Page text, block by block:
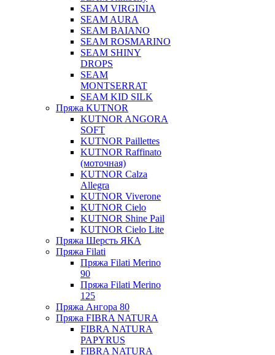
SEAM VIRGINIA
SEAM AURA
SEAM BAIANO
SEAM ROSMARINO
SEAM SHINY
DROPS
SEAM
MONTSERRAT
SEAM KID SILK
Пряжа KUTNOR
KUTNOR ANGORA
SOFT
KUTNOR Paillettes
KUTNOR Raffinato
(моточная)
KUTNOR Calza
Allegra
KUTNOR Viverone
KUTNOR Cielo
KUTNOR Shine Pail
KUTNOR Cielo Lite
Пряжа Шерсть ЯКА
Пряжа Filati
Пряжа Filati Merino
90
Пряжа Filati Merino
125
Пряжа Ангора 80
Пряжа FIBRA NATURA
FIBRA NATURA
PAPYRUS
FIBRA NATURA